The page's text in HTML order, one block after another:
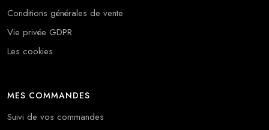
Conditions générales de vente
Vie privée GDPR
Les cookies
MES COMMANDES
Suivi de vos commandes